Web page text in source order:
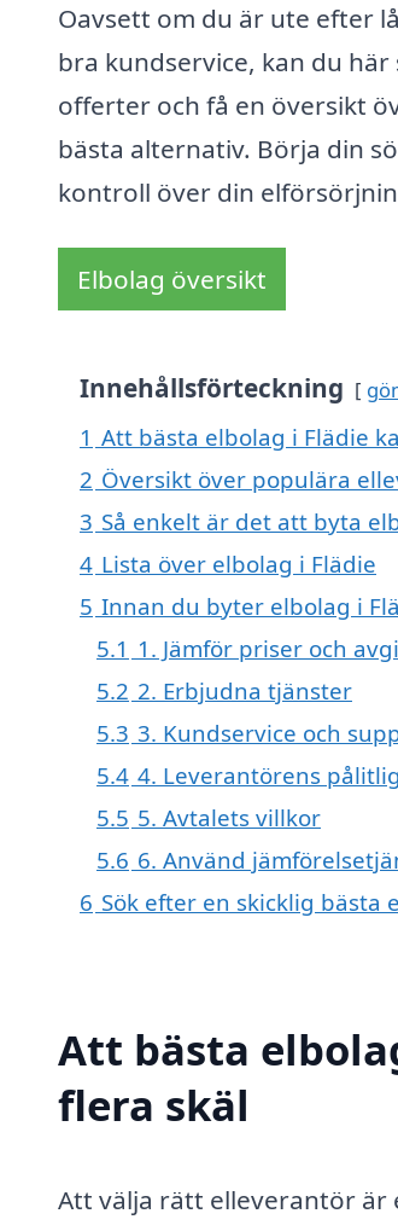
Oavsett om du är ute efter
bra kundservice, kan du här
offerter och få en översikt
bästa alternativ. Börja din
kontroll över din
Elbolag översikt
Innehållsförteckning
1 Att bästa elbolag i Flädie
2 Översikt över populära
3 Så enkelt är det att byta
4 Lista över elbolag i Flädie
5 Innan du byter elbolag i
5.1 1. Jämför priser och
5.2 2. Erbjudna tjänster
5.3 3. Kundservice och
5.4 4. Leverantörens
5.5 5. Avtalets villkor
5.6 6. Använd
6 Sök efter en skicklig bästa
Att bästa
flera skäl
Att välja rätt elleverantör är